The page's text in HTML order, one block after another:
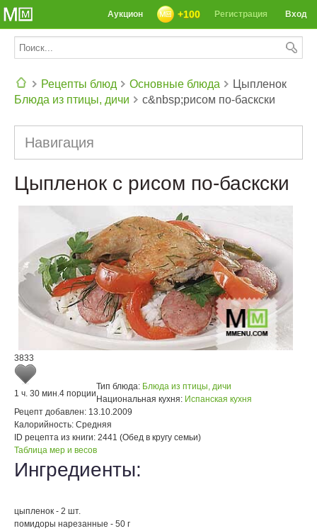
Вход
Регистрация
+100
Аукцион
Рецепты блюд
Основные блюда
Блюда из птицы, дичи
Цыпленок
с&nbsp;рисом по-баскски
Навигация
Цыпленок с рисом по-баскски
3833
1 ч. 30 мин.4 порции
Тип блюда: Блюда из птицы, дичи
Национальная кухня: Испанская кухня
Рецепт добавлен: 13.10.2009
Калорийность: Средняя
ID рецепта из книги: 2441 (Обед в кругу семьи)
Таблица мер и весов
Ингредиенты:
цыпленок - 2 шт.
помидоры нарезанные - 50 г